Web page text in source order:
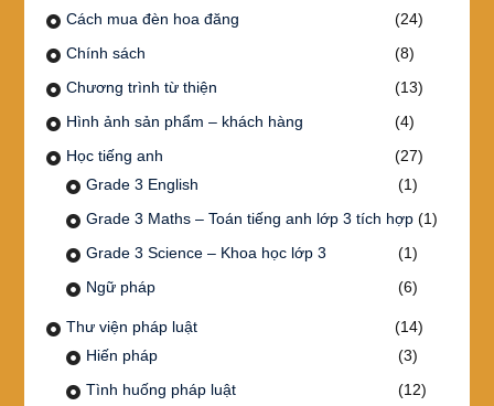
Cách mua đèn hoa đăng
(24)
Chính sách
(8)
Chương trình từ thiện
(13)
Hình ảnh sản phẩm – khách hàng
(4)
Học tiếng anh
(27)
Grade 3 English
(1)
Grade 3 Maths – Toán tiếng anh lớp 3 tích hợp(1)
Grade 3 Science – Khoa học lớp 3
(1)
Ngữ pháp
(6)
Thư viện pháp luật
(14)
Hiến pháp
(3)
Tình huống pháp luật
(12)